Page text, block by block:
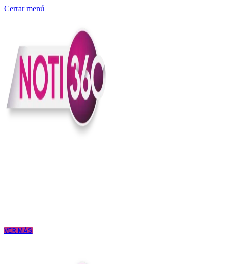
Cerrar menú
VER MÁS